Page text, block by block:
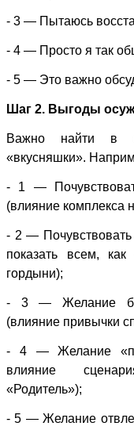
- 3 — Пытаюсь
- 4 — Просто я так
- 5 — Это важно
Шаг 2. Выгоды
Важно найти в
«вкусняшки».
- 1 —
(влияние комплекса
- 2 — Почувствовать
показать всем,
гордыни);
- 3 — Желание
(влияние привычки
- 4 — Желание
влияние
«Родитель»);
- 5 — Желание